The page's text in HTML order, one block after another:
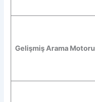
Gelişmiş Arama Motoru